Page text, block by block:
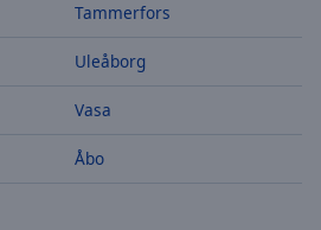
Tammerfors
Uleåborg
Vasa
Åbo